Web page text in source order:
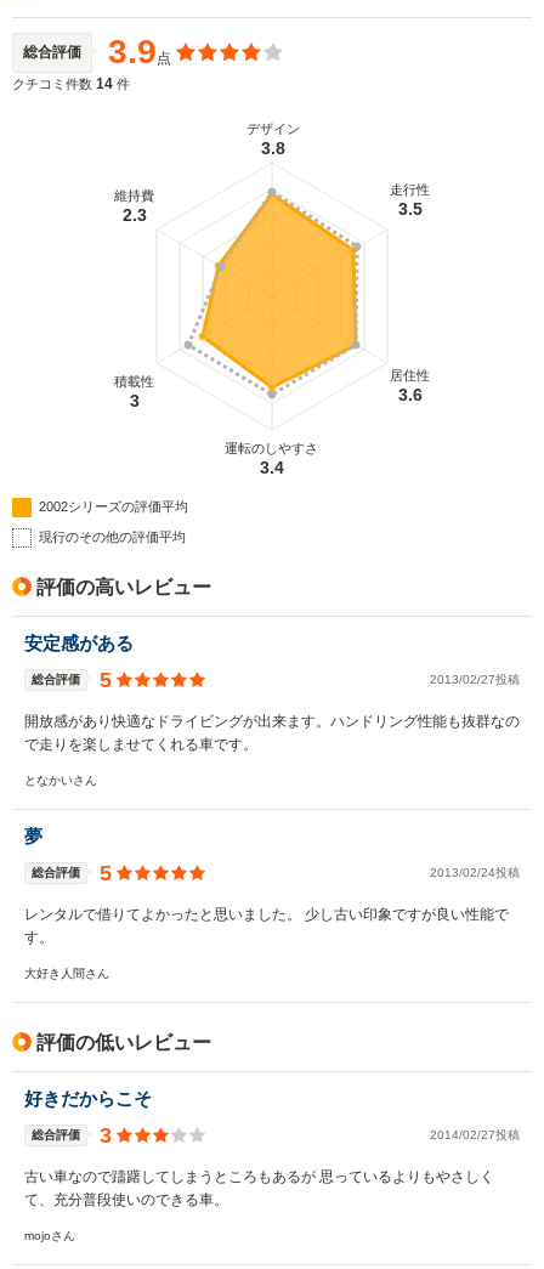
総合評価 3.9点
クチコミ件数 14 件
デザイン
3.8
走行性
3.5
居住性
3.6
運転のしやすさ
3.4
積載性
3
維持費
2.3
2002シリーズの評価平均
現行のその他の評価平均
評価の高いレビュー
安定感がある
総合評価 5 2013/02/27投稿
開放感があり快適なドライビングが出来ます。ハンドリング性能も抜群なの
で走りを楽しませてくれる車です。
となかいさん
夢
総合評価 5 2013/02/24投稿
レンタルで借りてよかったと思いました。 少し古い印象ですが良い性能で
す。
大好き人間さん
評価の低いレビュー
好きだからこそ
総合評価 3 2014/02/27投稿
古い車なので躊躇してしまうところもあるが 思っているよりもやさしく
て、充分普段使いのできる車。
mojoさん